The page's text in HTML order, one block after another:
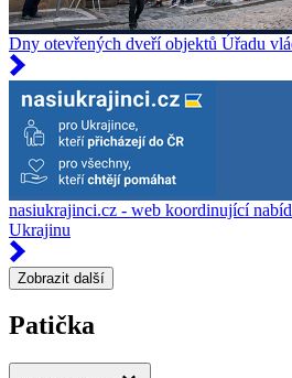
Dny otevřených dveří objektů Úřadu
nasiukrajinci.cz - web koordinující
Ukrajinu
Zobrazit další
Patička